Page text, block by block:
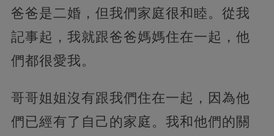
爸爸是二婚，但我們家庭很和睦。從我
記事起，我就跟爸爸媽媽住在一起，他
們都很愛我。
哥哥姐姐沒有跟我們住在一起，因為他
們已經有了自己的家庭。我和他們的關